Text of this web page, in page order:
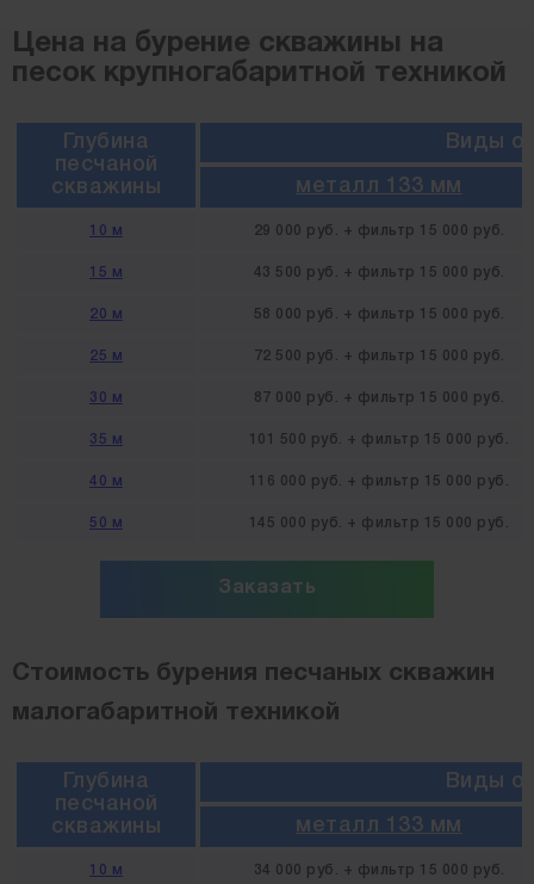
Цена на бурение скважины на
песок крупногабаритной техникой
Глубина
песчаной
скважины
Виды
металл 133 мм
10 м 29 000 руб. + фильтр 15 000 руб.
15 м 43 500 руб. + фильтр 15 000 руб.
20 м 58 000 руб. + фильтр 15 000 руб.
25 м 72 500 руб. + фильтр 15 000 руб.
30 м 87 000 руб. + фильтр 15 000 руб.
35 м 101 500 руб. + фильтр 15 000 руб.
40 м 116 000 руб. + фильтр 15 000 руб.
50 м 145 000 руб. + фильтр 15 000 руб.
Заказать
Стоимость бурения песчаных скважин
малогабаритной техникой
Глубина
песчаной
скважины
Виды
металл 133 мм
10 м 34 000 руб. + фильтр 15 000 руб.